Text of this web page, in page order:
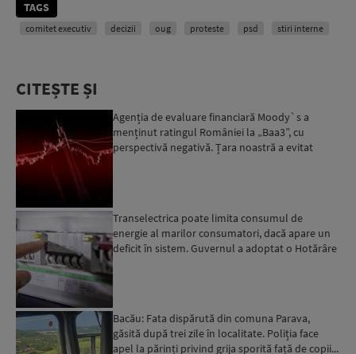
TAGS
comitet executiv decizii oug proteste psd stiri interne
CITEȘTE ȘI
Agenția de evaluare financiară Moody`s a
menținut ratingul României la „Baa3”, cu
perspectivă negativă. Țara noastră a evitat
Transelectrica poate limita consumul de
energie al marilor consumatori, dacă apare un
deficit în sistem. Guvernul a adoptat o Hotărâre
Bacău: Fata dispărută din comuna Parava,
găsită după trei zile în localitate. Poliția face
apel la părinți privind grija sporită față de copii...